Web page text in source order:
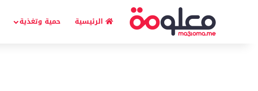
الرئيسية حمية وتغذية